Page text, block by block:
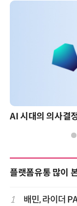
플랫폼유통 많이
1
배민, 라이더